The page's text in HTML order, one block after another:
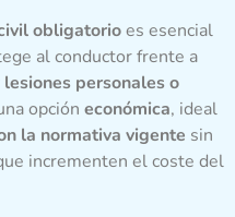
obligatorioes esencial
al conductor frente a
lesiones personales o
opción económica, ideal
la normativa vigente sin
incrementen el coste del